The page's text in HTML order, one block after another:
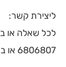
ליצירת קשר:
6806807 או בהודעת WhatsApp.